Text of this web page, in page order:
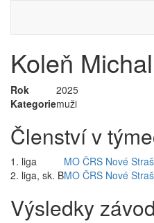
Koleň Michal
Rok
2025
Kategoriemuži
Členství v
1. liga
MO ČRS Nové
2. liga, sk. BMO ČRS Nové
Výsledky